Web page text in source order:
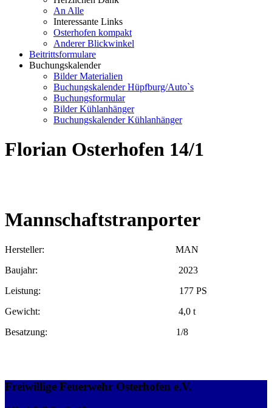
An Alle
Interessante Links
Osterhofen kompakt
Anderer Blickwinkel
Beitrittsformulare
Buchungskalender
Bilder Materialien
Buchungskalender Hüpfburg/Auto`s
Buchungsformular
Bilder Kühlanhänger
Buchungskalender Kühlanhänger
Florian Osterhofen 14/1
Mannschaftstranporter
Hersteller: MAN
Baujahr: 2023
Leistung: 177 PS
Gewicht: 4,0 t
Besatzung: 1/8
Freiwillige Feuerwehr Osterhofen e.V.